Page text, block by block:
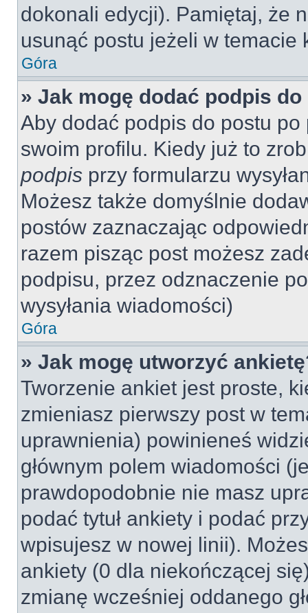
dokonali edycji). Pamiętaj, że
usunąć postu jeżeli w temacie
Góra
» Jak mogę dodać podpis
Aby dodać podpis do postu
swoim profilu. Kiedy już to
podpis przy formularzu
Możesz także domyślnie
postów zaznaczając
razem pisząc post możesz
podpisu, przez odznaczenie
wysyłania wiadomości)
Góra
» Jak mogę utworzyć
Tworzenie ankiet jest proste,
zmieniasz pierwszy post w
uprawnienia) powinieneś
głównym polem wiadomości
prawdopodobnie nie masz
podać tytuł ankiety i podać
wpisujesz w nowej linii).
ankiety (0 dla niekończącej
zmianę wcześniej oddanego